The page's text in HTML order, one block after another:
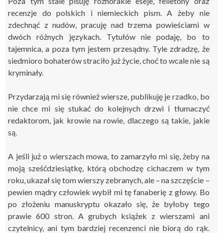
recenzje do polskich i niemieckich pism. A żeby nie
zdechnąć z nudów, pracuję nad trzema powieściami w
dwóch różnych językach. Tytułów nie podaję, bo to
tajemnica, a poza tym jestem przesądny. Tyle zdradzę, że
siedmioro bohaterów straciło już życie, choć to wcale nie są
kryminały.
Przydarzają mi się również wiersze, publikuję je rzadko, bo
nie chce mi się stukać do kolejnych drzwi i tłumaczyć
redaktorom, jak krowie na rowie, dlaczego są takie, jakie
są.
A jeśli już o wierszach mowa, to zamarzyło mi się, żeby na
moją sześćdziesiątkę, którą obchodzę cichaczem w tym
roku, ukazał się tom wierszy zebranych, ale – na szczęście –
pewien mądry człowiek wybił mi tę fanaberię z głowy. Bo
po złożeniu manuskryptu okazało się, że byłoby tego
prawie 600 stron. A grubych książek z wierszami ani
czytelnicy, ani tym bardziej recenzenci nie biorą do rąk.